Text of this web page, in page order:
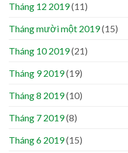
Tháng 12 2019(11)
Tháng mười một 2019(15)
Tháng 10 2019(21)
Tháng 9 2019(19)
Tháng 8 2019(10)
Tháng 7 2019(8)
Tháng 6 2019(15)